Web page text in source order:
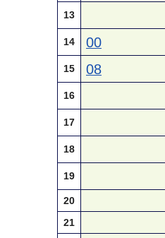
13
14 00
15 08
16
17
18
19
20
21